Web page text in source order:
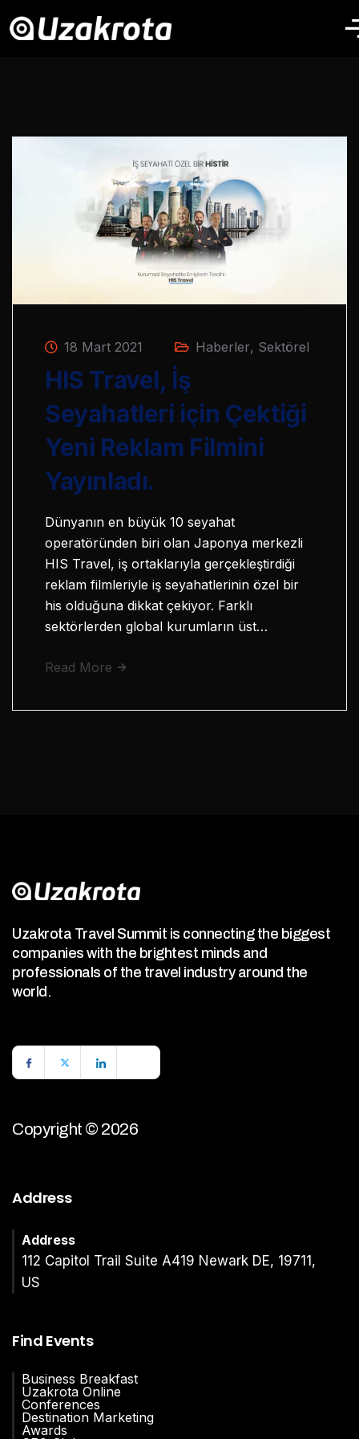
18 Mart 2021 Haberler, Sektörel
HIS Travel, İş
Seyahatleri için Çektiği
Yeni Reklam Filmini
Yayınladı.
Dünyanın en büyük 10 seyahat
operatöründen biri olan Japonya merkezli
HIS Travel, iş ortaklarıyla gerçekleştirdiği
reklam filmleriyle iş seyahatlerinin özel bir
his olduğuna dikkat çekiyor. Farklı
sektörlerden global kurumların üst…
Read More
Uzakrota Travel Summit is connecting the biggest
companies with the brightest minds and
professionals of the travel industry around the
world.
Copyright © 2026
Address
Address
112 Capitol Trail Suite A419 Newark DE, 19711,
US
Find Events
Business Breakfast
Uzakrota Online
Conferences
Destination Marketing
Awards